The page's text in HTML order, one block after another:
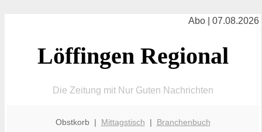
Abo | 07.08.2026
Löffingen Regional
Die Zeitung mit Nur Guten Nachrichten
Obstkorb | Mittagstisch | Branchenbuch